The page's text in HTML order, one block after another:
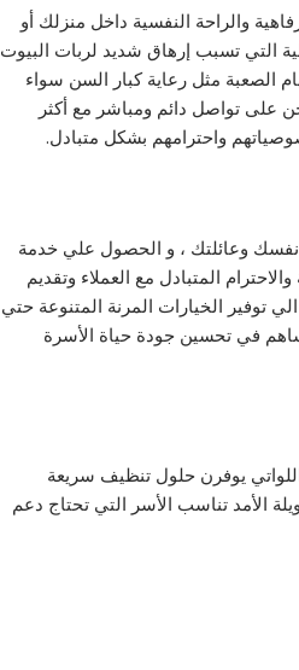
والراحة النفسية داخل منزلك أو
التي تسبب إرهاق شديد لربات البيوت
الصعبة مثل رعاية كبار السن سواء
على تواصل دائم ومباشر مع أكثر
واحترامهم بشكل متبادل.
وعائلتك ، و الحصول علي خدمة
المتبادل مع العملاء وتقديم
توفير الخيارات المرنة المتنوعة حتي
في تحسين جودة حياة الأسرة
يوفرن حلول تنظيف سريعة
الأمد تناسب الأسر التي تحتاج دعم